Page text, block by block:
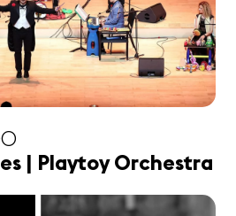
| Playtoy Orchestra